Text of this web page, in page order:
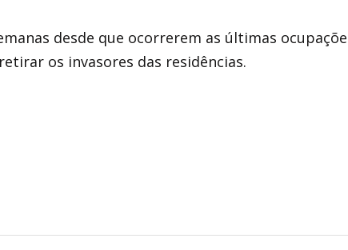
desde que ocorrerem as últimas
os invasores das residências.